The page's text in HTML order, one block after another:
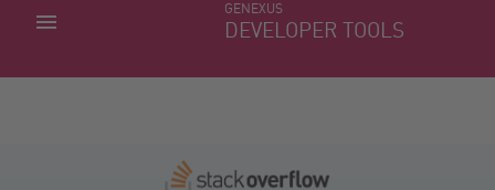
GENEXUS
DEVELOPER TOOLS
MIS APLICACIONES